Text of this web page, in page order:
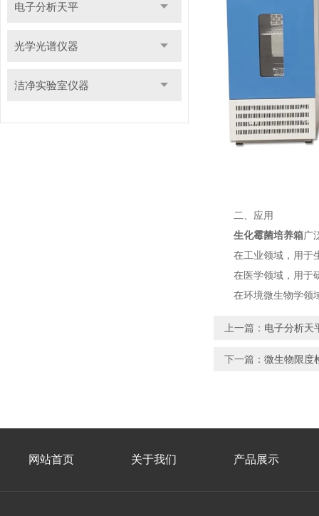
电子分析天平
光学光谱仪器
洁净实验室仪器
二、应用
生化霉菌培养箱广
在工业领域，用于生
在医学领域，用于研
在环境微生物学领域
上一篇： 电子分析天
下一篇： 微生物限度
网站首页 关于我们 产品展示